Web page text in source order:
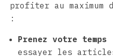
profiter au maximum
:
Prenez votre temps
essayer les